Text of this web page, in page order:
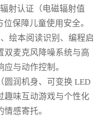
射认证（电磁辐射值
保障儿童使用安全。
绘本阅读识别、编程启
双麦克风降噪系统与高
与动作控制。
圆润机身、可变换 LED
趣味互动游戏与个性化
感寄托。